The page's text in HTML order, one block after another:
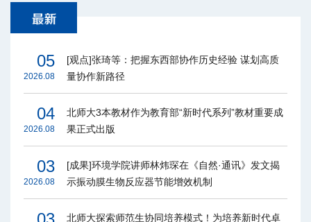
05
2026.08
[观点]张琦等：把握东西部协作历史经验 谋划高质
量协作新路径
04
2026.08
北师大3本教材作为教育部“新时代系列”教材重要成
果正式出版
03
2026.08
[成果]环境学院讲师林炜琛在《自然·通讯》发文揭
示振动膜生物反应器节能增效机制
北师大探索师范生协同培养模式！为培养新时代卓